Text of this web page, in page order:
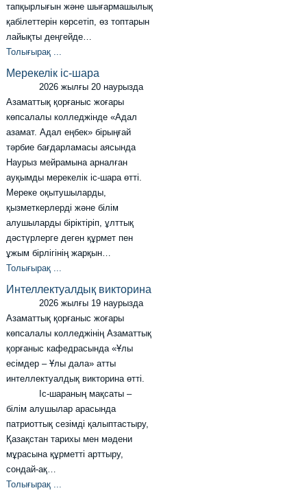
тапқырлығын және шығармашылық
қабілеттерін көрсетіп, өз топтарын
лайықты деңгейде…
Толығырақ ...
Мерекелік іс-шара
2026 жылғы 20 наурызда
Азаматтық қорғаныс жоғары
көпсалалы колледжінде «Адал
азамат. Адал еңбек» бірыңғай
тәрбие бағдарламасы аясында
Наурыз мейрамына арналған
ауқымды мерекелік іс-шара өтті.
Мереке оқытушыларды,
қызметкерлерді және білім
алушыларды біріктіріп, ұлттық
дәстүрлерге деген құрмет пен
ұжым бірлігінің жарқын…
Толығырақ ...
Интеллектуалдық викторина
2026 жылғы 19 наурызда
Азаматтық қорғаныс жоғары
көпсалалы колледжінің Азаматтық
қорғаныс кафедрасында «Ұлы
есімдер – Ұлы дала» атты
интеллектуалдық викторина өтті.
Іс-шараның мақсаты –
білім алушылар арасында
патриоттық сезімді қалыптастыру,
Қазақстан тарихы мен мәдени
мұрасына құрметті арттыру,
сондай-ақ…
Толығырақ ...